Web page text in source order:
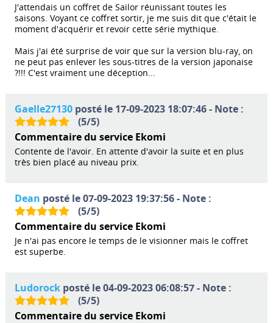
J'attendais un coffret de Sailor réunissant toutes les
saisons. Voyant ce coffret sortir, je me suis dit que c'était le
moment d'acquérir et revoir cette série mythique.
Mais j'ai été surprise de voir que sur la version blu-ray, on
ne peut pas enlever les sous-titres de la version japonaise
?!!! C'est vraiment une déception...
Gaelle27130posté le 17-09-2023 18:07:46 - Note :
(5/5)
Commentaire du service Ekomi
Contente de l'avoir. En attente d'avoir la suite et en plus
très bien placé au niveau prix.
Dean posté le 07-09-2023 19:37:56 - Note :
(5/5)
Commentaire du service Ekomi
Je n'ai pas encore le temps de le visionner mais le coffret
est superbe.
Ludorockposté le 04-09-2023 06:08:57 - Note :
(5/5)
Commentaire du service Ekomi